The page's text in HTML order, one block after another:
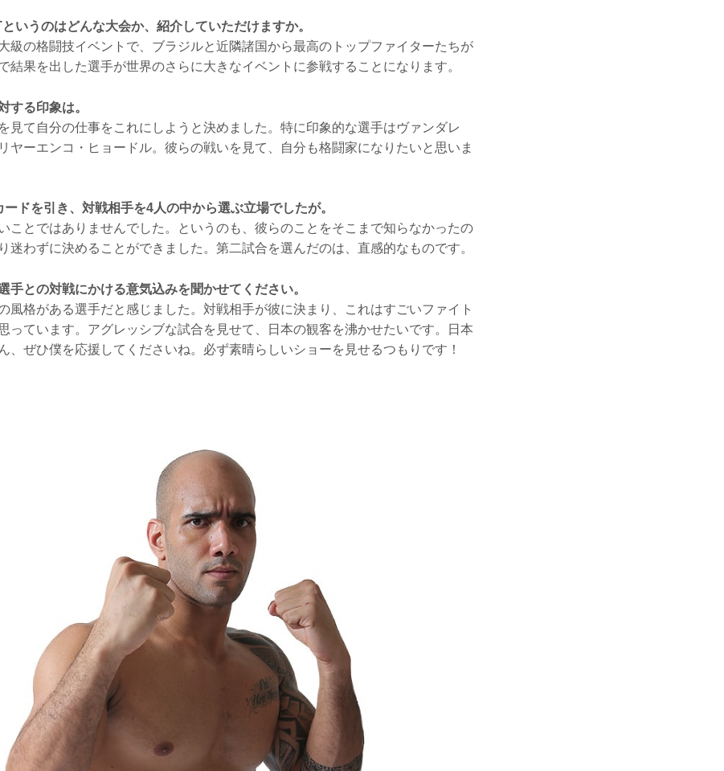
いうのはどんな大会か、紹介していただけますか。
級の格闘技イベントで、ブラジルと近隣諸国から最高のトップファイターたちが
結果を出した選手が世界のさらに大きなイベントに参戦することになります。
する印象は。
見て自分の仕事をこれにしようと決めました。特に印象的な選手はヴァンダレ
ヤーエンコ・ヒョードル。彼らの戦いを見て、自分も格闘家になりたいと思いま
ドを引き、対戦相手を4人の中から選ぶ立場でしたが。
ことではありませんでした。というのも、彼らのことをそこまで知らなかったの
迷わずに決めることができました。第二試合を選んだのは、直感的なものです。
との対戦にかける意気込みを聞かせてください。
風格がある選手だと感じました。対戦相手が彼に決まり、これはすごいファイト
っています。アグレッシブな試合を見せて、日本の観客を沸かせたいです。日本
、ぜひ僕を応援してくださいね。必ず素晴らしいショーを見せるつもりです！